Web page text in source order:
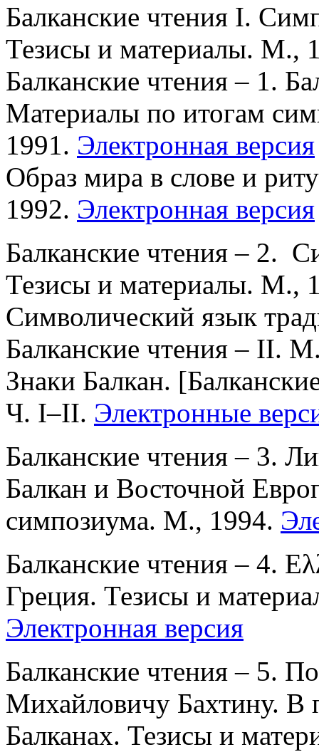
Балканские чтения I.
Тезисы и материалы. М.,
Балканские чтения – 1.
Материалы по итогам
1991. Электронная версия
Образ мира в слове и
1992. Электронная версия
Балканские чтения – 2.
Тезисы и материалы. М.,
Символический язык
Балканские чтения – II.
Знаки Балкан.
Ч. I–II. Электронные
Балканские чтения – 3.
Балкан и Восточной
симпозиума. М., 1994.
Балканские чтения – 4.
Греция. Тезисы и
Электронная версия
Балканские чтения – 5.
Михайловичу Бахтину. В
Балканах. Тезисы и